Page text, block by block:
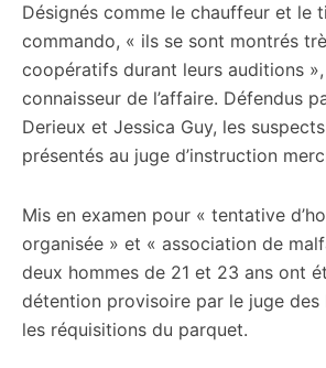
Désignés comme le chauffeur et le
commando, « ils se sont montrés
coopératifs durant leurs auditions »,
connaisseur de l’affaire. Défendus
Derieux et Jessica Guy, les
présentés au juge d’instruction
Mis en examen pour « tentative
organisée » et « association de
deux hommes de 21 et 23 ans ont
détention provisoire par le juge des
les réquisitions du parquet.